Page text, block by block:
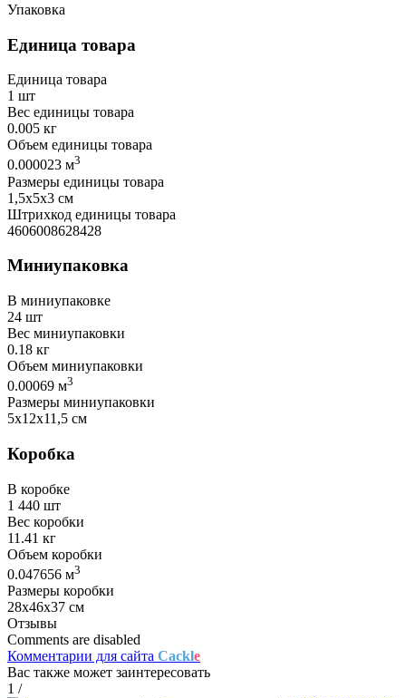
Упаковка
Единица товара
Единица товара
1 шт
Вес единицы товара
0.005 кг
Объем единицы товара
0.000023 м3
Размеры единицы товара
1,5х5х3 см
Штрихкод единицы товара
4606008628428
Миниупаковка
В миниупаковке
24 шт
Вес миниупаковки
0.18 кг
Объем миниупаковки
0.00069 м3
Размеры миниупаковки
5х12х11,5 см
Коробка
В коробке
1 440 шт
Вес коробки
11.41 кг
Объем коробки
0.047656 м3
Размеры коробки
28х46х37 см
Отзывы
Comments are disabled
Комментарии для сайта Cackle
Вас также может заинтересовать
1 /